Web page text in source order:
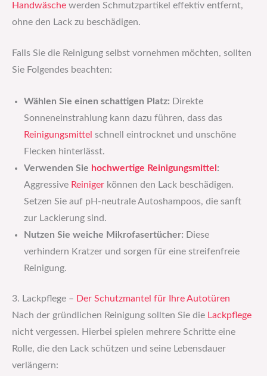
Handwäsche werden Schmutzpartikel effektiv entfernt,
ohne den Lack zu beschädigen.
Falls Sie die Reinigung selbst vornehmen möchten, sollten
Sie Folgendes beachten:
Wählen Sie einen schattigen Platz: Direkte
Sonneneinstrahlung kann dazu führen, dass das
Reinigungsmittel schnell eintrocknet und unschöne
Flecken hinterlässt.
Verwenden Sie hochwertige Reinigungsmittel :
Aggressive Reiniger können den Lack beschädigen.
Setzen Sie auf pH-neutrale Autoshampoos, die sanft
zur Lackierung sind.
Nutzen Sie weiche Mikrofasertücher: Diese
verhindern Kratzer und sorgen für eine streifenfreie
Reinigung.
3. Lackpflege – Der Schutzmantel für Ihre Autotüren
Nach der gründlichen Reinigung sollten Sie die Lackpflege
nicht vergessen. Hierbei spielen mehrere Schritte eine
Rolle, die den Lack schützen und seine Lebensdauer
verlängern: